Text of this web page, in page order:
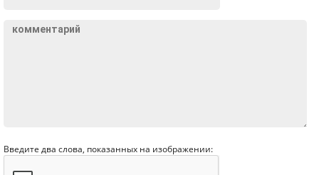
Введите два слова, показанных на изображении: